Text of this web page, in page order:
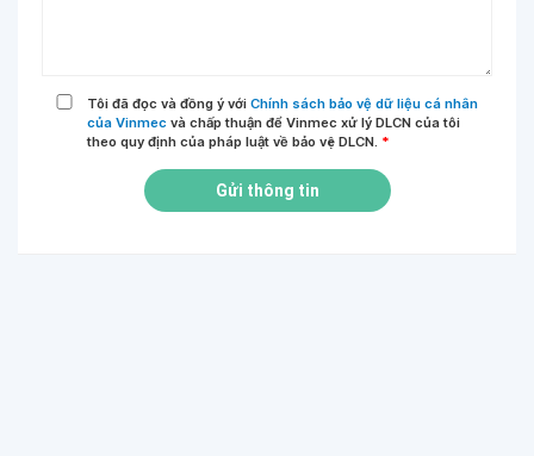
Tôi đã đọc và đồng ý với Chính sách bảo vệ dữ liệu cá nhân
của Vinmec và chấp thuận để Vinmec xử lý DLCN của tôi
theo quy định của pháp luật về bảo vệ DLCN. *
Gửi thông tin